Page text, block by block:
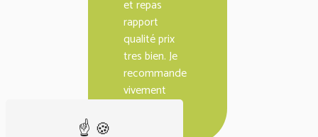
et repas
rapport
qualité prix
tres bien. Je
recommande
vivement